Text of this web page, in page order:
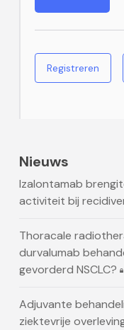
Registreren
Nieuws
Izalontamab
activiteit bij
Thoracale
durvalumab
gevorderd NSCLC?
Adjuvante
ziektevrije